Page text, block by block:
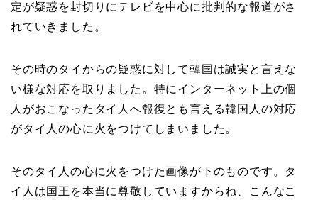
定が疑惑を封切りにテレビを中心に批判的な報道がさ
れていきました。
その時のタイからの疑惑に対して韓国は誠実と言えな
い様な対応を取りました。特にインターネット上の個
人がおこなったタイ人へ報復とも言える韓国人の対応
がタイ人の心に火をつけてしまいました。
そのタイ人の心に火をつけた画像が下のものです。タ
イ人は国王を本当に尊敬していますからね、こんなこ